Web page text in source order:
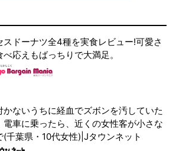
スドーナツ全4種を実食レビュー!可愛さ
べ応えもばっちりで大満足。
かないうちに経血でズボンを汚していた
電車に乗ったら、近くの女性客が小さな
(千葉県・10代女性)|Jタウンネット